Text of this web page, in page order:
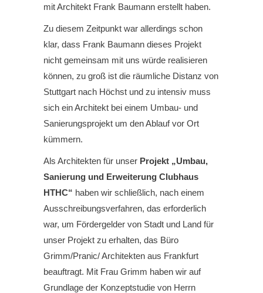
mit Architekt Frank Baumann erstellt haben.
Zu diesem Zeitpunkt war allerdings schon
klar, dass Frank Baumann dieses Projekt
nicht gemeinsam mit uns würde realisieren
können, zu groß ist die räumliche Distanz von
Stuttgart nach Höchst und zu intensiv muss
sich ein Architekt bei einem Umbau- und
Sanierungsprojekt um den Ablauf vor Ort
kümmern.
Als Architekten für unser Projekt „Umbau,
Sanierung und Erweiterung Clubhaus
HTHC“ haben wir schließlich, nach einem
Ausschreibungsverfahren, das erforderlich
war, um Fördergelder von Stadt und Land für
unser Projekt zu erhalten, das Büro
Grimm/Pranic/ Architekten aus Frankfurt
beauftragt. Mit Frau Grimm haben wir auf
Grundlage der Konzeptstudie von Herrn